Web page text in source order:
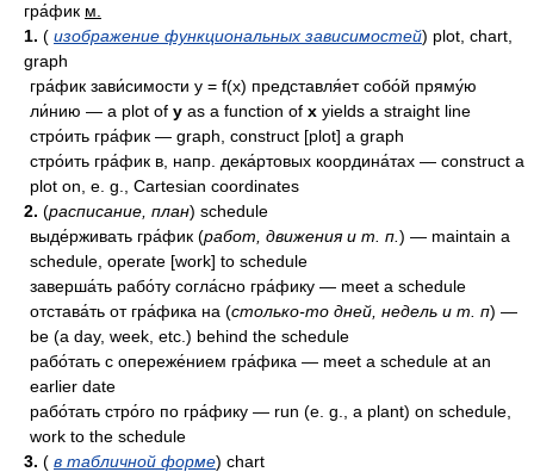
гра́фик м.
1. ( изображение функциональных зависимостей) plot, chart,
graph
гра́фик зави́симости y = f(x) представля́ет собо́й пряму́ю
ли́нию — a plot of y as a function of x yields a straight line
стро́ить гра́фик — graph, construct [plot] a graph
стро́ить гра́фик в, напр. дека́ртовых координа́тах — construct a
plot on, e. g., Cartesian coordinates
2. (расписание, план) schedule
выде́рживать гра́фик (работ, движения и т. п. ) — maintain a
schedule, operate [work] to schedule
заверша́ть рабо́ту согла́сно гра́фику — meet a schedule
отстава́ть от гра́фика на (столько-то дней, недель и т. п) —
be (a day, week, etc.) behind the schedule
рабо́тать с опереже́нием гра́фика — meet a schedule at an
earlier date
рабо́тать стро́го по гра́фику — run (e. g., a plant) on schedule,
work to the schedule
3. ( в табличной форме) chart